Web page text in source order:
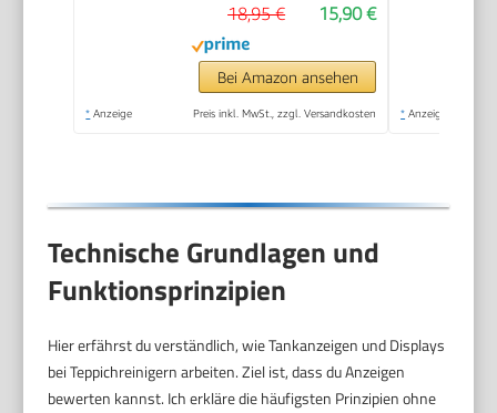
15,90 €
18,95 €
Bei Amazon ansehen
* Anzeige Preis inkl. MwSt., zzgl. Versandkosten * Anzeige
Technische Grundlagen und
Funktionsprinzipien
Hier erfährst du verständlich, wie Tankanzeigen und Displays
bei Teppichreinigern arbeiten. Ziel ist, dass du Anzeigen
bewerten kannst. Ich erkläre die häufigsten Prinzipien ohne